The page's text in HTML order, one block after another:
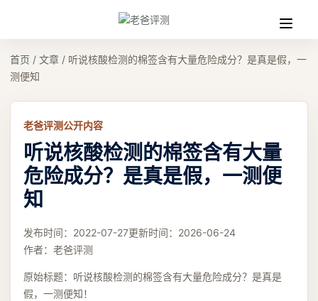
收
缩
首页 / 文章 / 听说核酸检测的棉签含有大量危险成分？是真是假，一
测便知
老爸评测公开内容
听说核酸检测的棉签含有大量
危险成分？是真是假，一测便
知
发布时间： 2022-07-27更新时间： 2026-06-24
作者： 老爸评测
原始标题： 听说核酸检测的棉签含有大量危险成分？是真是
假，一测便知！